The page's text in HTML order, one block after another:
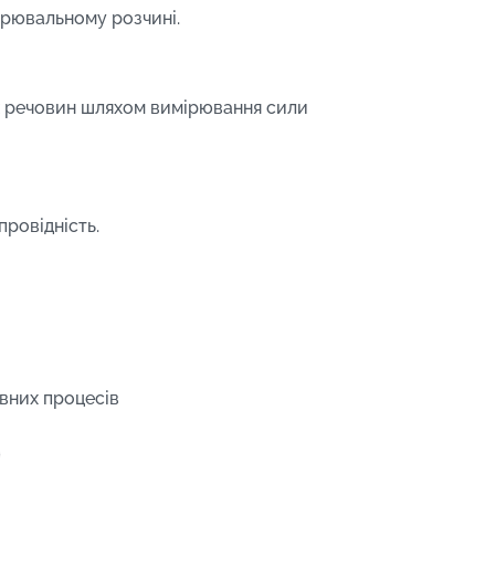
розчині.
речовин шляхом вимірювання сили
процесів